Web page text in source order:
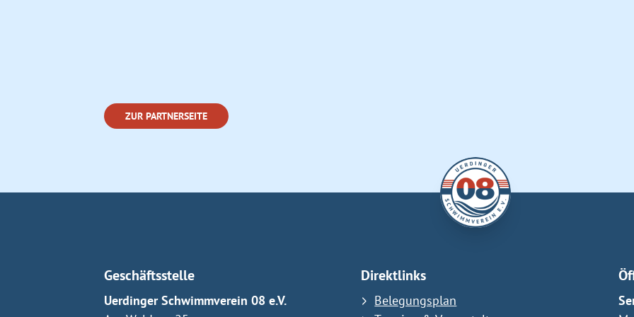
ZUR PARTNERSEITE
Geschäftsstelle
Uerdinger Schwimmverein 08 e.V.
Direktlinks
Belegungsplan